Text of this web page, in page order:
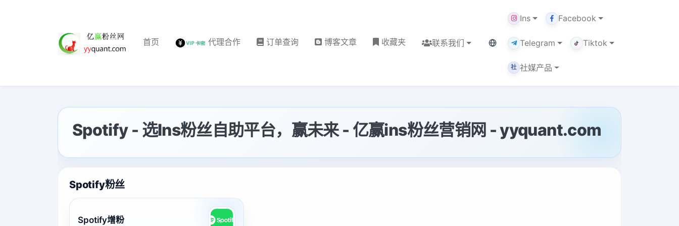
首页 代理合作 订单查询 博客文章 收藏夹 联系我们 当前语言：中文
Ins Facebook
Telegram Tiktok
社 社媒产品
Spotify - 选Ins粉丝自助平台，赢未来 - 亿赢ins粉丝营销网 - yyquant.com
Spotify粉丝
Spotify增粉